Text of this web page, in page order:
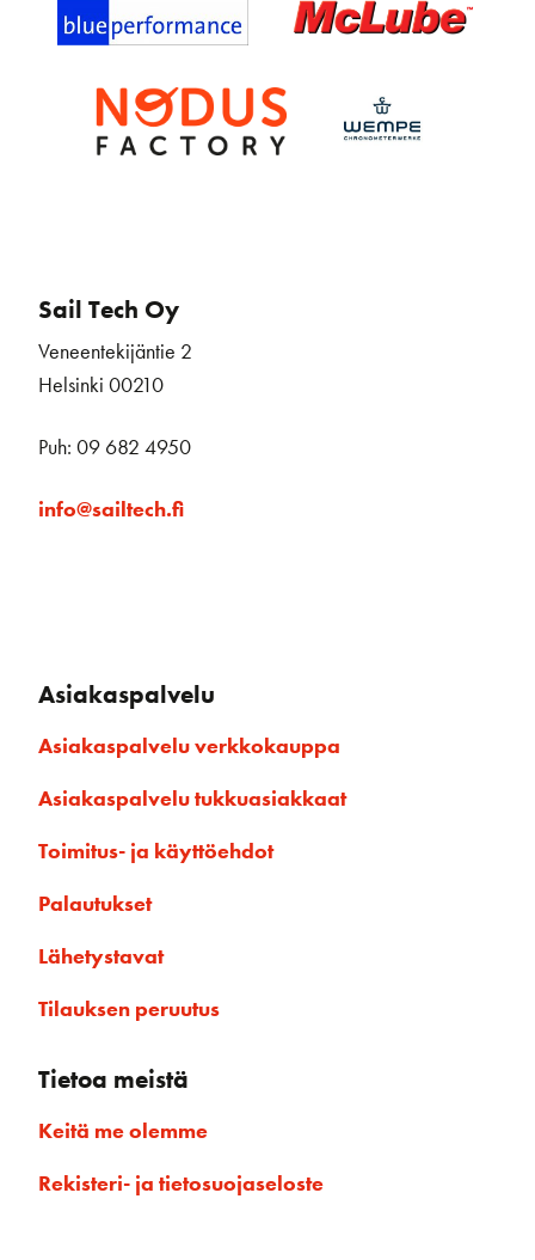
Sail Tech Oy
Veneentekijäntie 2
Helsinki 00210
Puh: 09 682 4950
info@sailtech.fi
Asiakaspalvelu
Asiakaspalvelu verkkokauppa
Asiakaspalvelu tukkuasiakkaat
Toimitus- ja käyttöehdot
Palautukset
Lähetystavat
Tilauksen peruutus
Tietoa meistä
Keitä me olemme
Rekisteri- ja tietosuojaseloste